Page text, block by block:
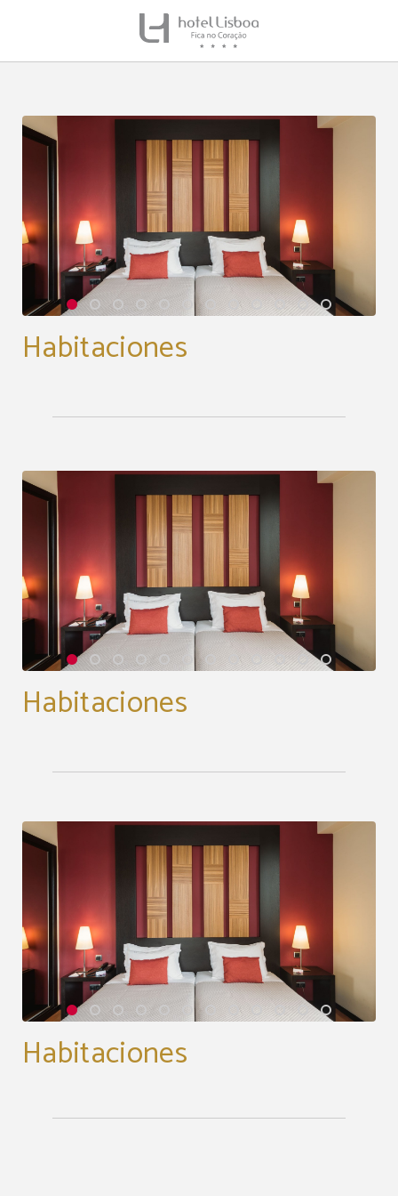
Habitaciones
Habitaciones
Habitaciones